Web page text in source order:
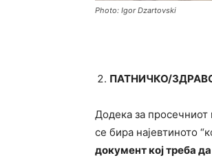
Photo: Igor Dzartovski
ПАТНИЧКО/
Додека за
се бира најевтиното
документ кој треба